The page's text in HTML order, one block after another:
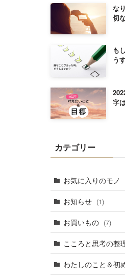
な
切
も
う
字
カテゴリー
お気に入りのモノ
お知らせ (1)
お買いもの (7)
こころと思考の整
わたしのこと＆初